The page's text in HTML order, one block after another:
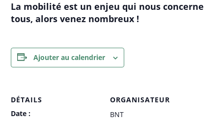
La mobilité est un enjeu qui nous concerne
tous, alors venez nombreux !
Ajouter au calendrier
DÉTAILS
Date :
ORGANISATEUR
BNT